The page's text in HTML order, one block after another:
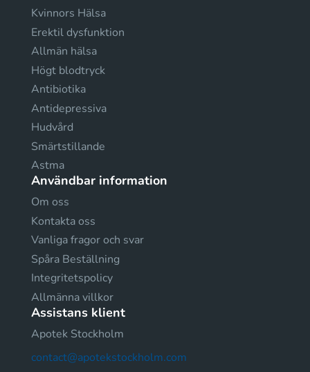
Kvinnors Hälsa
Erektil dysfunktion
Allmän hälsa
Högt blodtryck
Antibiotika
Antidepressiva
Hudvård
Smärtstillande
Astma
Användbar information
Om oss
Kontakta oss
Vanliga fragor och svar
Spåra Beställning
Integritetspolicy
Allmänna villkor
Assistans klient
Apotek Stockholm
contact@apotekstockholm.com